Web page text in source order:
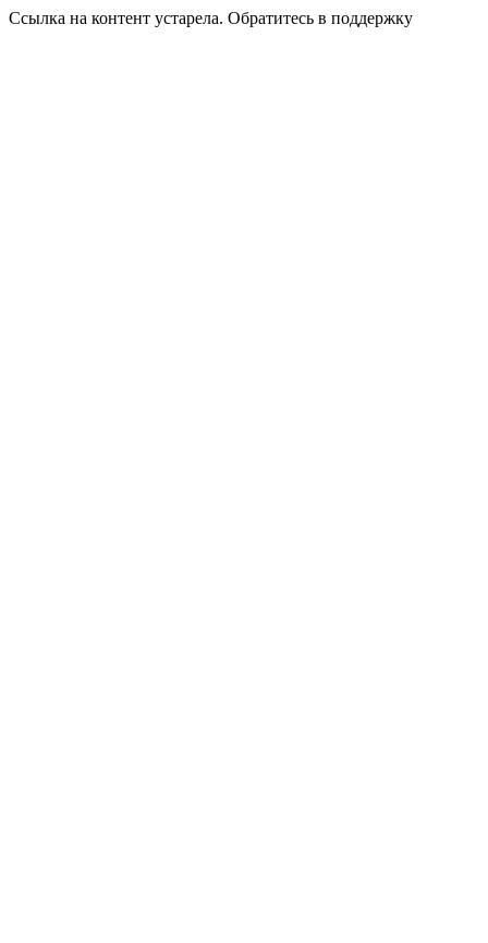
Ссылка на контент устарела. Обратитесь в поддержку